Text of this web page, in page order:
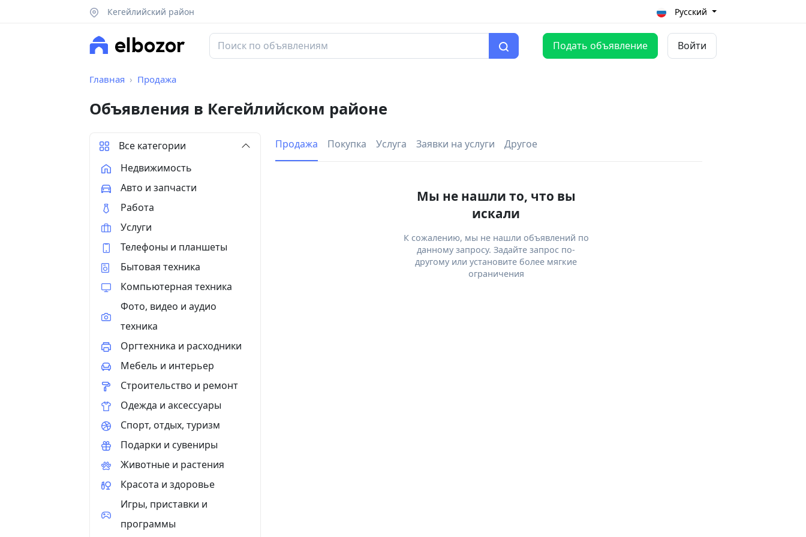
Кегейлийский район Русский
Подать объявление Войти
Главная Продажа
Объявления в Кегейлийском районе
Продажа Покупка Услуга Заявки на услуги Другое
Мы не нашли то, что вы
искали
К сожалению, мы не нашли объявлений по
данному запросу. Задайте запрос по-
другому или установите более мягкие
ограничения
Все категории
Недвижимость
Авто и запчасти
Работа
Услуги
Телефоны и планшеты
Бытовая техника
Компьютерная техника
Фото, видео и аудио
техника
Оргтехника и расходники
Мебель и интерьер
Строительство и ремонт
Одежда и аксессуары
Спорт, отдых, туризм
Подарки и сувениры
Животные и растения
Красота и здоровье
Игры, приставки и
программы